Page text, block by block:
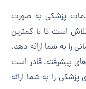
پزشکی به صورت
است تا با کمترین
را به شما ارائه دهد.
پیشرفته، قادر است
پزشکی را به شما ارائه